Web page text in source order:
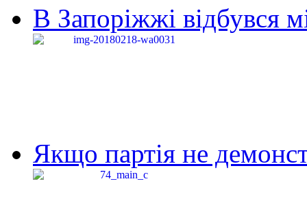
В Запоріжжі відбувся
Якщо партія не